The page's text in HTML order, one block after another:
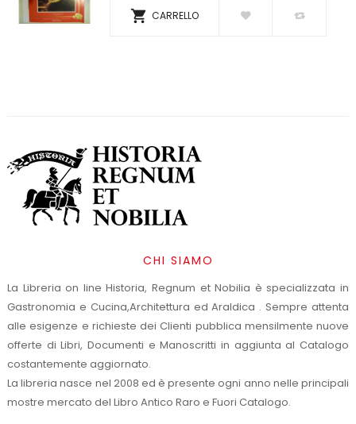
 CARRELLO
CHI SIAMO
La Libreria on line Historia, Regnum et Nobilia è specializzata in
Gastronomia e Cucina,Architettura ed Araldica . Sempre attenta
alle esigenze e richieste dei Clienti pubblica mensilmente nuove
offerte di Libri, Documenti e Manoscritti in aggiunta al Catalogo
costantemente aggiornato.
La libreria nasce nel 2008 ed è presente ogni anno nelle principali
mostre mercato del Libro Antico Raro e Fuori Catalogo.